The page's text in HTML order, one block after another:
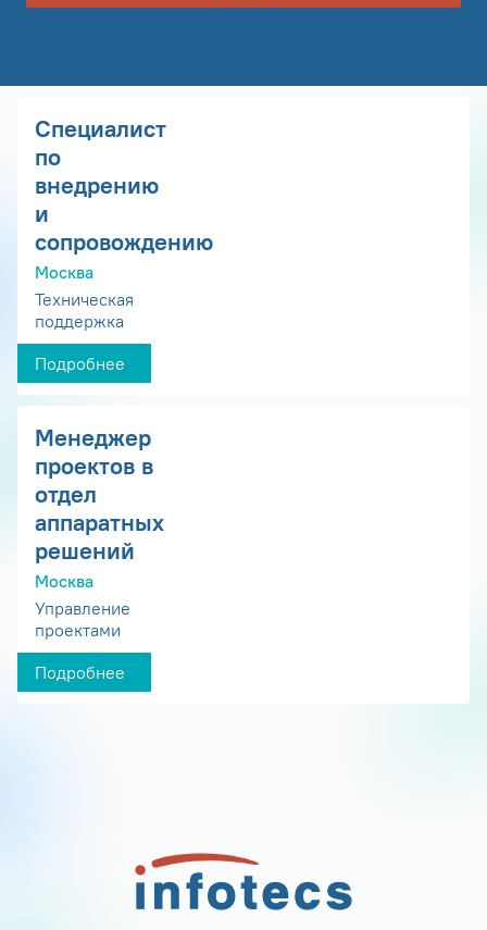
Специалист
по
внедрению
и
сопровождению
Москва
Техническая
поддержка
Подробнее
Менеджер
проектов в
отдел
аппаратных
решений
Москва
Управление
проектами
Подробнее